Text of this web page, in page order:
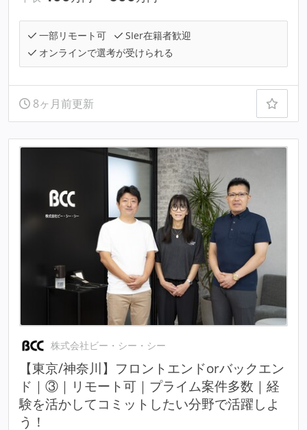
一部リモート可
SIer在籍者歓迎
オンラインで選考が受けられる
8ヶ月前更新
株式会社ビー・シー・シー
【東京/神奈川】フロントエンドorバックエン
ド｜③｜リモート可｜プライム案件多数｜経
験を活かしてコミットしたい分野で活躍しよ
う！